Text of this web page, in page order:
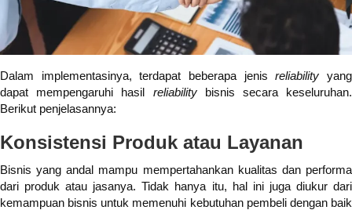
Dalam implementasinya, terdapat beberapa jenisreliabilityyang
dapat mempengaruhi hasil reliability bisnis secara keseluruhan.
Berikut penjelasannya:
Konsistensi Produk atau Layanan
Bisnis yang andal mampu mempertahankan kualitas dan performa
dari produk atau jasanya. Tidak hanya itu, hal ini juga diukur dari
kemampuan bisnis untuk memenuhi kebutuhan pembeli dengan baik